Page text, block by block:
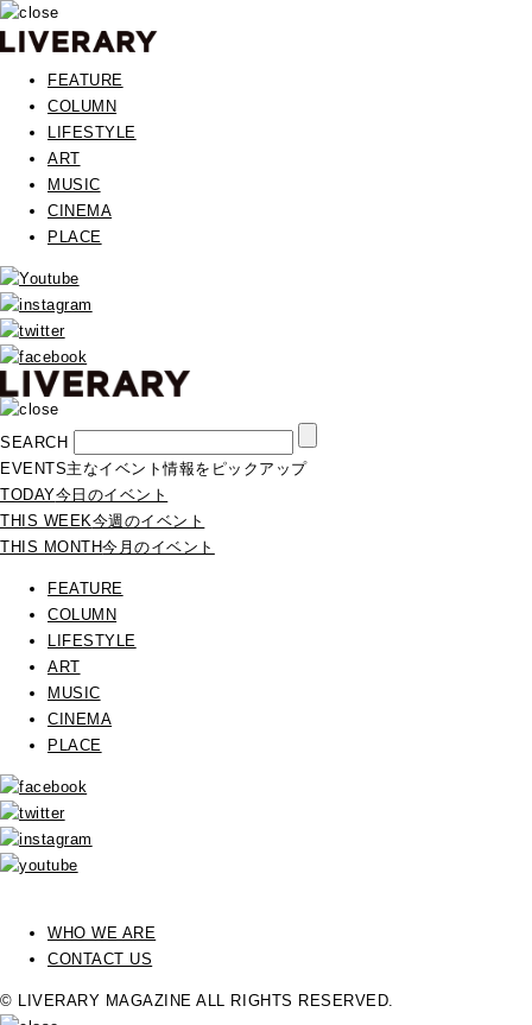
FEATURE
COLUMN
LIFESTYLE
ART
MUSIC
CINEMA
PLACE
SEARCH
EVENTS主なイベント情報をピックアップ
TODAY今日のイベント
THIS WEEK今週のイベント
THIS MONTH今月のイベント
FEATURE
COLUMN
LIFESTYLE
ART
MUSIC
CINEMA
PLACE
WHO WE ARE
CONTACT US
© LIVERARY MAGAZINE ALL RIGHTS RESERVED.